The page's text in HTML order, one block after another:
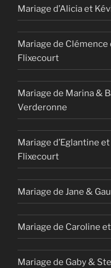
Mariage d’Alicia et
Mariage de Clémence
Flixecourt
Mariage de Marina &
Verderonne
Mariage d’Eglantine
Flixecourt
Mariage de Jane &
Mariage de Caroline
Mariage de Gaby &